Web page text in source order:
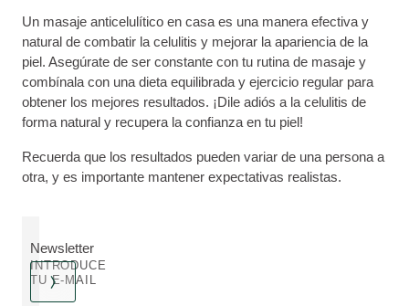
Un masaje anticelulítico en casa es una manera efectiva y
natural de combatir la celulitis y mejorar la apariencia de la
piel. Asegúrate de ser constante con tu rutina de masaje y
combínala con una dieta equilibrada y ejercicio regular para
obtener los mejores resultados. ¡Dile adiós a la celulitis de
forma natural y recupera la confianza en tu piel!
Recuerda que los resultados pueden variar de una persona a
otra, y es importante mantener expectativas realistas.
Newsletter
INTRODUCE
TU E-MAIL